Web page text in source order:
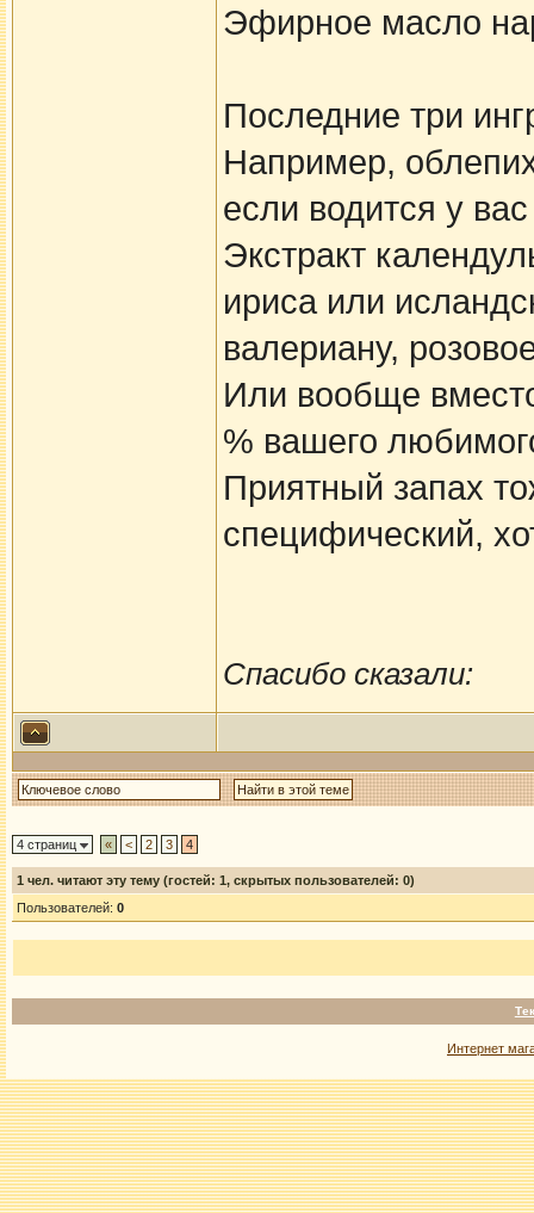
Эфирное масло
Последние три
Например,
если водится у
Экстракт
ириса или
валериану,
Или вообще
% вашего
Приятный запах
специфический,
Спасибо сказали:
4 страниц « < 2 3 4
1 чел. читают эту тему (гостей: 1, скрытых пользователей: 0)
Пользователей: 0
Интернет